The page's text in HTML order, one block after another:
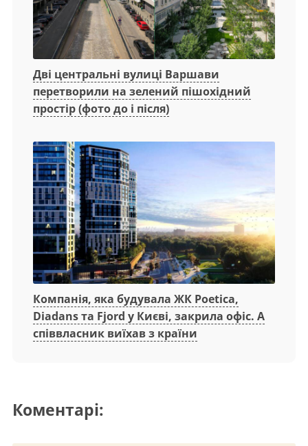
Дві центральні вулиці Варшави
перетворили на зелений пішохідний
простір (фото до і після)
Компанія, яка будувала ЖК Poetica,
Diadans та Fjord у Києві, закрила офіс. А
співвласник виїхав з країни
Коментарі: